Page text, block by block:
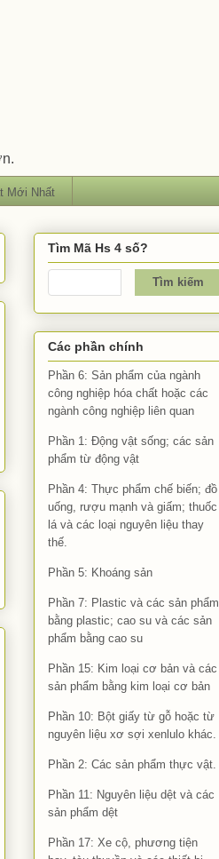
Mới Nhất
Tìm Mã Hs 4 số?
Các phần chính
Phần 6: Sản phẩm của ngành
công nghiệp hóa chất hoặc các
ngành công nghiệp liên quan
Phần 1: Động vật sống; các sản
phẩm từ động vật
Phần 4: Thực phẩm chế biến; đồ
uống, rượu mạnh và giấm; thuốc
lá và các loại nguyên liệu thay
thế.
Phần 5: Khoáng sản
Phần 7: Plastic và các sản phẩm
bằng plastic; cao su và các sản
phẩm bằng cao su
Phần 15: Kim loại cơ bản và các
sản phẩm bằng kim loại cơ bản
Phần 10: Bột giấy từ gỗ hoặc từ
nguyên liệu xơ sợi xenlulo khác.
Phần 2: Các sản phẩm thực vật.
Phần 11: Nguyên liệu dệt và các
sản phẩm dệt
Phần 17: Xe cộ, phương tiện